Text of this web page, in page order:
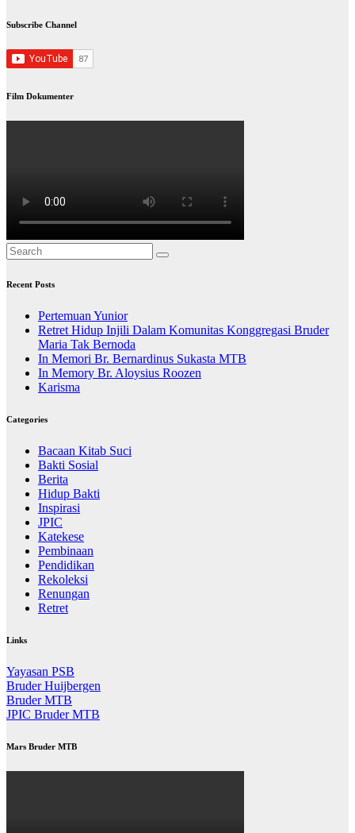
Subscribe Channel
Film Dokumenter
Recent Posts
Pertemuan Yunior
Retret Hidup Injili Dalam Komunitas Konggregasi Bruder
Maria Tak Bernoda
In Memori Br. Bernardinus Sukasta MTB
In Memory Br. Aloysius Roozen
Karisma
Categories
Bacaan Kitab Suci
Bakti Sosial
Berita
Hidup Bakti
Inspirasi
JPIC
Katekese
Pembinaan
Pendidikan
Rekoleksi
Renungan
Retret
Links
Yayasan PSB
Bruder Huijbergen
Bruder MTB
JPIC Bruder MTB
Mars Bruder MTB